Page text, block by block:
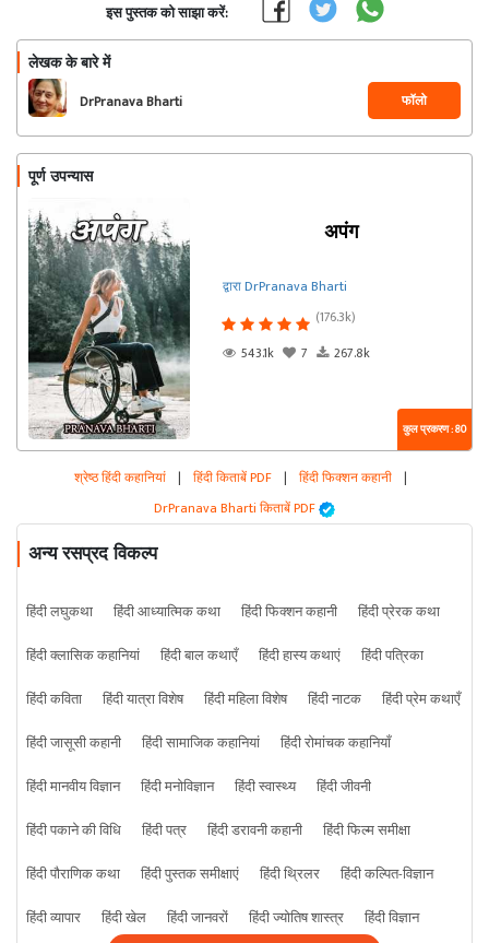
इस पुस्तक को साझा करें:
लेखक के बारे में
DrPranava Bharti फॉलो
पूर्ण उपन्यास
अपंग
द्वारा DrPranava Bharti
(176.3k)
543.1k
7 267.8k
कुल प्रकरण : 80
श्रेष्ठ हिंदी कहानियां | हिंदी किताबें PDF | हिंदी फिक्शन कहानी |
DrPranava Bharti किताबें PDF
अन्य रसप्रद विकल्प
हिंदी लघुकथा हिंदी आध्यात्मिक कथा हिंदी फिक्शन कहानी
हिंदी प्रेरक कथा
हिंदी क्लासिक कहानियां
हिंदी बाल कथाएँ हिंदी हास्य कथाएं
हिंदी पत्रिका
हिंदी कविता
हिंदी यात्रा विशेष हिंदी महिला विशेष हिंदी नाटक
हिंदी प्रेम कथाएँ
हिंदी जासूसी कहानी
हिंदी सामाजिक कहानियां
हिंदी रोमांचक कहानियाँ
हिंदी मानवीय विज्ञान
हिंदी मनोविज्ञान हिंदी स्वास्थ्य
हिंदी जीवनी
हिंदी पकाने की विधि
हिंदी पत्र हिंदी डरावनी कहानी
हिंदी फिल्म समीक्षा
हिंदी पौराणिक कथा
हिंदी पुस्तक समीक्षाएं हिंदी थ्रिलर
हिंदी कल्पित-विज्ञान
हिंदी व्यापार
हिंदी खेल हिंदी जानवरों हिंदी ज्योतिष शास्त्र हिंदी विज्ञान